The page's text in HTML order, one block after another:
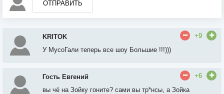
ОТПРАВИТЬ
KRITOK
+9
У МусоГали теперь все шоу Большие !!!)))
Гость Евгений
+6
вы чё на Зойку гоните? сами вы тр*нсы, а Зойка